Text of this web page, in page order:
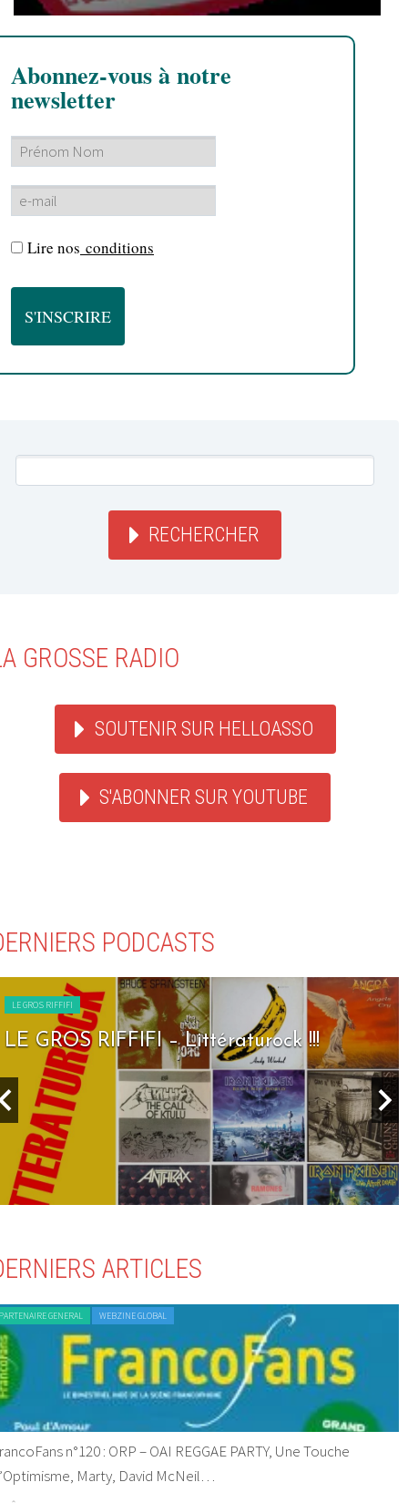
Abonnez-vous à notre
newsletter
Lire nos conditions
RECHERCHER
GROSSE RADIO
SOUTENIR SUR HELLOASSO
S'ABONNER SUR YOUTUBE
PODCASTS
LE GROS RIFFIFI
LE GROS RIFFIFI – Seven Days To Rock !!!
ARTICLES
GENERAL WEBZINE GLOBAL
n°120 : ORP – OAI REGGAE PARTY, Une Touche
Marty, David McNeil…